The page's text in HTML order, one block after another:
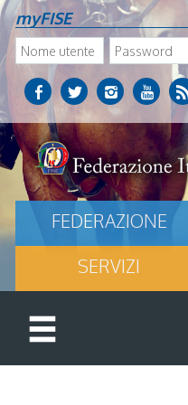
myFISE
FEDERAZIONE
SERVIZI